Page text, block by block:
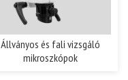
Állványos és fali vizsgáló
mikroszkópok